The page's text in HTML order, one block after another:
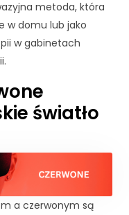
metoda, która
w domu lub jako
w gabinetach
światło
a czerwonym są